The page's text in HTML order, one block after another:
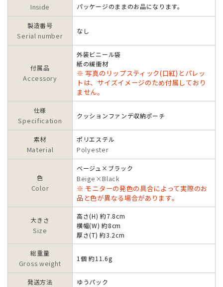
Inside
パッケージのままのお品になります。
製造番号
Serial number
なし
付属品
Accessory
外装ビニール袋
紙の緩衝材
※ 写真のリップスティック(口紅)とパレッ
トは、サイズイメージのため付属しており
ません。
仕様
Specification
クッションファンデ収納ポーチ
素材
Material
ポリエステル
Polyester
色
Color
ベージュ×ブラック
Beige×Black
※ モニターの発色の具合によって実際のお
品と色が異なる場合があります。
大きさ
Size
高さ(H) 約7.8cm
横幅(W) 約8cm
厚さ(T) 約3.2cm
総重量
Gross weight
1個 約11.6g
発送方法 ゆうパック